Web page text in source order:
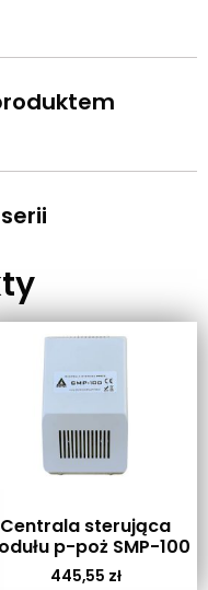
Centrala sterująca
p-poż SMP-100
445,55 zł